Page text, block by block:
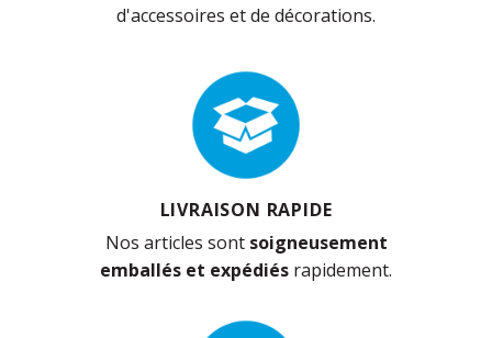
d'accessoires et de décorations.
LIVRAISON RAPIDE
Nos articles sont soigneusement
emballés et expédiés rapidement.